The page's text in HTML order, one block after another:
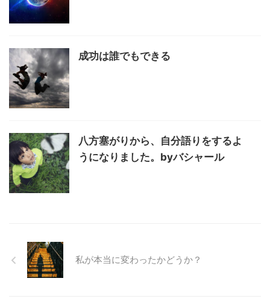
成功は誰でもできる
八方塞がりから、自分語りをするよ
うになりました。byバシャール
私が本当に変わったかどうか？